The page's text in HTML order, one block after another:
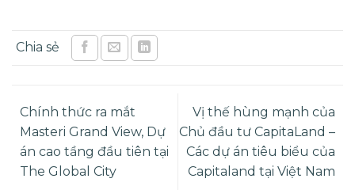
Chính thức ra mắt
Masteri Grand View, Dự
án cao tầng đầu tiên tại
The Global City
Vị thế hùng mạnh của
Chủ đầu tư CapitaLand –
Các dự án tiêu biểu của
Capitaland tại Việt Nam